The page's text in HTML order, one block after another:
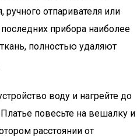
ручного отпаривателя или
прибора наиболее
полностью удаляют
воду и нагрейте до
повесьте на вешалку и
расстоянии от